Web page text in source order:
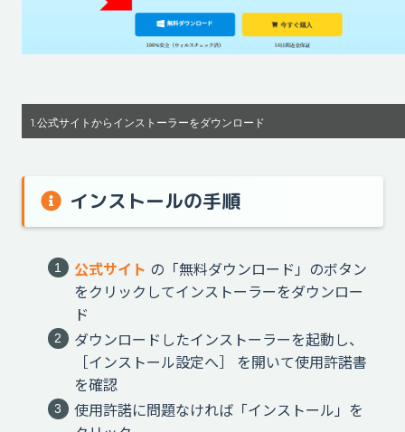
1.公式サイトからインストーラーをダウンロード
インストールの手順
公式サイト の「無料ダウンロード」のボタン
をクリックしてインストーラーをダウンロー
ド
ダウンロードしたインストーラーを起動し、
［インストール設定へ］ を開いて使用許諾書
を確認
使用許諾に問題なければ「インストール」を